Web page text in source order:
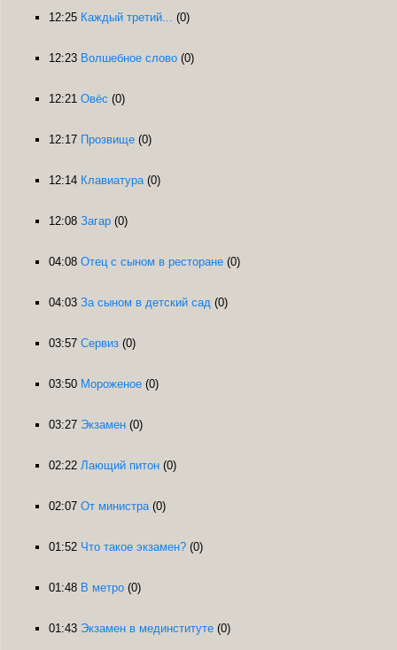
12:25 Каждый третий... (0)
12:23 Волшебное слово (0)
12:21 Овёс (0)
12:17 Прозвище (0)
12:14 Клавиатура (0)
12:08 Загар (0)
04:08 Отец с сыном в ресторане (0)
04:03 За сыном в детский сад (0)
03:57 Сервиз (0)
03:50 Мороженое (0)
03:27 Экзамен (0)
02:22 Лающий питон (0)
02:07 От министра (0)
01:52 Что такое экзамен? (0)
01:48 В метро (0)
01:43 Экзамен в мединституте (0)